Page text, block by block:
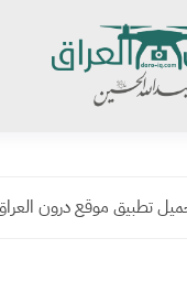
تطبيق موقع درون